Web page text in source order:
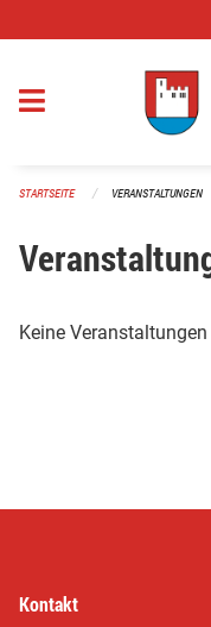
STARTSEITE VERANSTALTUNGEN
Keine
Kontakt